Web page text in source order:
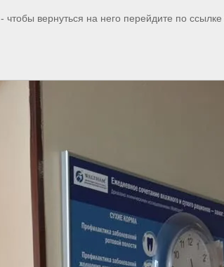
- чтобы вернуться на него перейдите по ссылке